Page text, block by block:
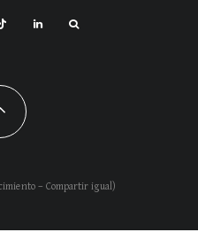
– Compartir igual)